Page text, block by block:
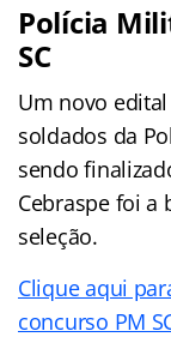
Polícia
SC
Um novo
soldados da
sendo
Cebraspe foi a
seleção.
Clique aqui
concurso PM